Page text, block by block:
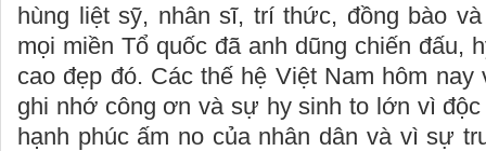
hùng liệt sỹ, nhân sĩ, trí thức, đồng bào
mọi miền Tổ quốc đã anh dũng chiến đấu,
cao đẹp đó. Các thế hệ Việt Nam hôm nay
ghi nhớ công ơn và sự hy sinh to lớn vì
hạnh phúc ấm no của nhân dân và vì sự